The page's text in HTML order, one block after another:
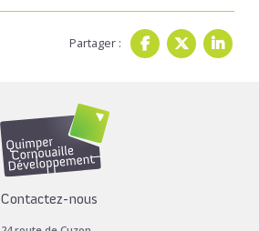
Partager :
Contactez-nous